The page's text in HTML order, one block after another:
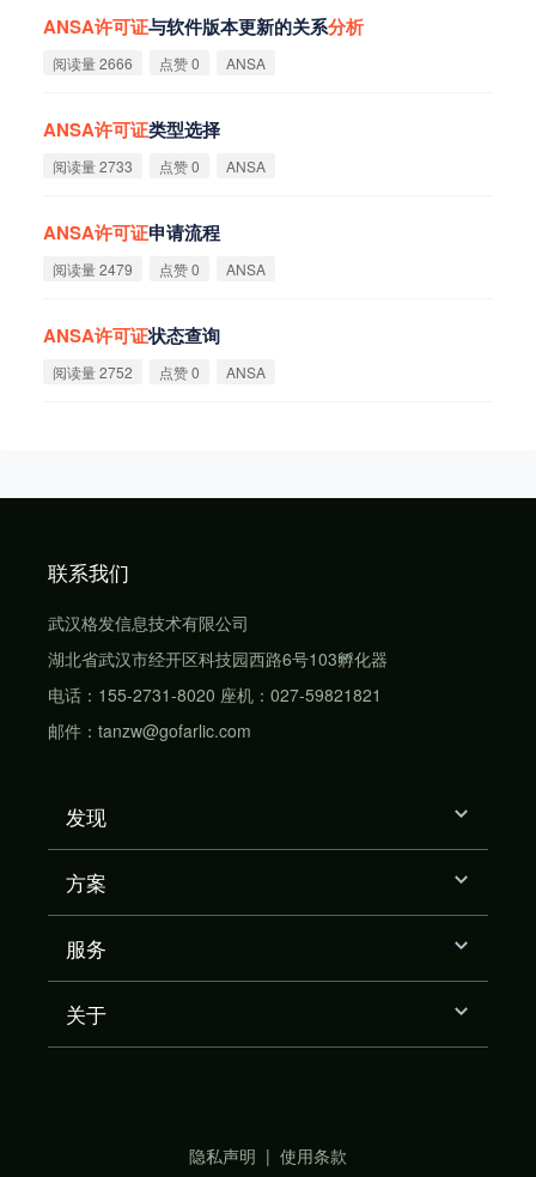
ANSA许可证与软件版本更新的关系分析
阅读量 2666 点赞 0 ANSA
ANSA许可证类型选择
阅读量 2733 点赞 0 ANSA
ANSA许可证申请流程
阅读量 2479 点赞 0 ANSA
ANSA许可证状态查询
阅读量 2752 点赞 0 ANSA
联系我们
武汉格发信息技术有限公司
湖北省武汉市经开区科技园西路6号103孵化器
电话：155-2731-8020 座机：027-59821821
邮件：tanzw@gofarlic.com
发现
方案
服务
关于
隐私声明 | 使用条款